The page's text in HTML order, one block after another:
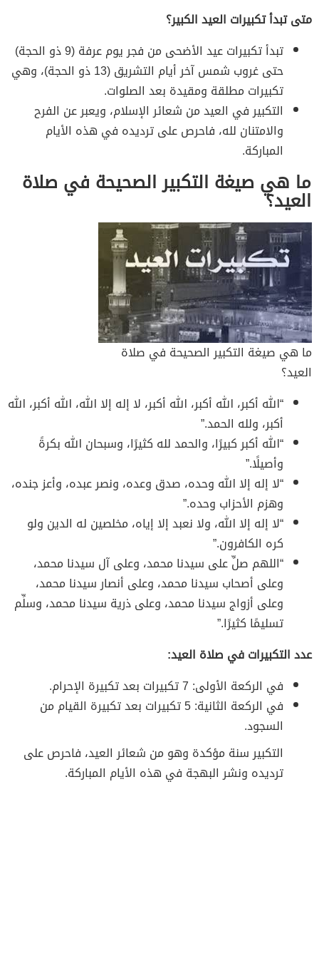
متى تبدأ تكبيرات العيد الكبير؟
تبدأ تكبيرات عيد الأضحى من فجر يوم عرفة (9 ذو الحجة)
حتى غروب شمس آخر أيام التشريق (13 ذو الحجة)، وهي
تكبيرات مطلقة ومقيدة بعد الصلوات.
التكبير في العيد من شعائر الإسلام، ويعبر عن الفرح
والامتنان لله، فاحرص على ترديده في هذه الأيام
المباركة.
ما هي صيغة التكبير الصحيحة في صلاة
العيد؟
ما هي صيغة التكبير الصحيحة في صلاة
العيد؟
“الله أكبر، الله أكبر، الله أكبر، لا إله إلا الله، الله أكبر، الله
أكبر، ولله الحمد.”
“الله أكبر كبيرًا، والحمد لله كثيرًا، وسبحان الله بكرةً
وأصيلًا.”
“لا إله إلا الله وحده، صدق وعده، ونصر عبده، وأعز جنده،
وهزم الأحزاب وحده.”
“لا إله إلا الله، ولا نعبد إلا إياه، مخلصين له الدين ولو
كره الكافرون.”
“اللهم صلِّ على سيدنا محمد، وعلى آل سيدنا محمد،
وعلى أصحاب سيدنا محمد، وعلى أنصار سيدنا محمد،
وعلى أزواج سيدنا محمد، وعلى ذرية سيدنا محمد، وسلِّم
تسليمًا كثيرًا.”
عدد التكبيرات في صلاة العيد:
في الركعة الأولى: 7 تكبيرات بعد تكبيرة الإحرام.
في الركعة الثانية: 5 تكبيرات بعد تكبيرة القيام من
السجود.
التكبير سنة مؤكدة وهو من شعائر العيد، فاحرص على
ترديده ونشر البهجة في هذه الأيام المباركة.